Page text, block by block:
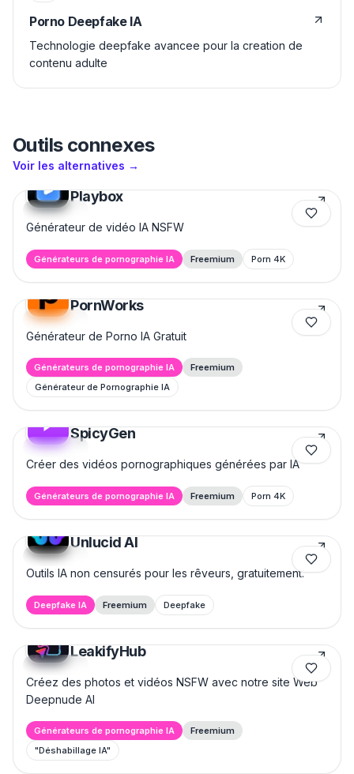
Porno Deepfake IA
Technologie deepfake avancee pour la creation de
contenu adulte
Outils connexes
Voir les alternatives →
Featured
Playbox
Générateur de vidéo IA NSFW
Générateurs de pornographie IA Freemium Porn 4K
Featured
PornWorks
Générateur de Porno IA Gratuit
Générateurs de pornographie IA
Freemium
Générateur de Pornographie IA
Featured
SpicyGen
Créer des vidéos pornographiques générées par IA
Générateurs de pornographie IA Freemium Porn 4K
Featured
Unlucid AI
Outils IA non censurés pour les rêveurs, gratuitement.
Deepfake IA Freemium Deepfake
Featured
LeakifyHub
Créez des photos et vidéos NSFW avec notre site Web
Deepnude AI
Générateurs de pornographie IA
Freemium
"Déshabillage IA"